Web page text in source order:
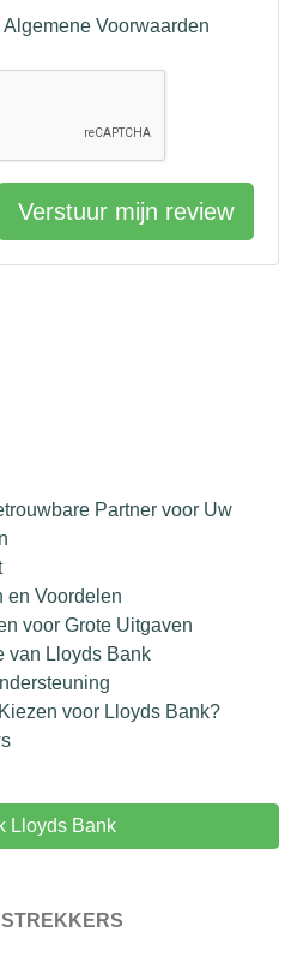
Partner voor Uw
en Voordelen
voor Grote Uitgaven
van Lloyds Bank
voor Lloyds Bank?
Lloyds Bank
Algemene Voorwaarden
Verstuur mijn review